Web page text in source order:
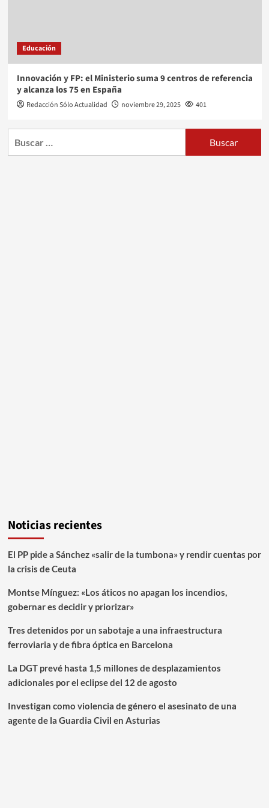
Educación
Innovación y FP: el Ministerio suma 9 centros de referencia
y alcanza los 75 en España
Redacción Sólo Actualidad noviembre 29, 2025 401
Noticias recientes
El PP pide a Sánchez «salir de la tumbona» y rendir cuentas por
la crisis de Ceuta
Montse Mínguez: «Los áticos no apagan los incendios,
gobernar es decidir y priorizar»
Tres detenidos por un sabotaje a una infraestructura
ferroviaria y de fibra óptica en Barcelona
La DGT prevé hasta 1,5 millones de desplazamientos
adicionales por el eclipse del 12 de agosto
Investigan como violencia de género el asesinato de una
agente de la Guardia Civil en Asturias